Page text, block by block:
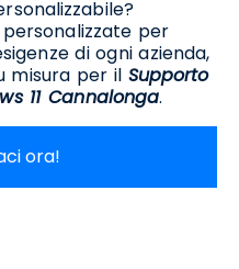
per
di ogni azienda,
misura per il Supporto
11 Cannalonga.
ora!